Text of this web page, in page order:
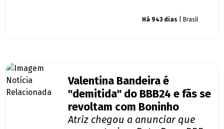
Há 943 dias | Brasil
Valentina Bandeira é
"demitida" do BBB24 e fãs se
revoltam com Boninho
Atriz chegou a anunciar que